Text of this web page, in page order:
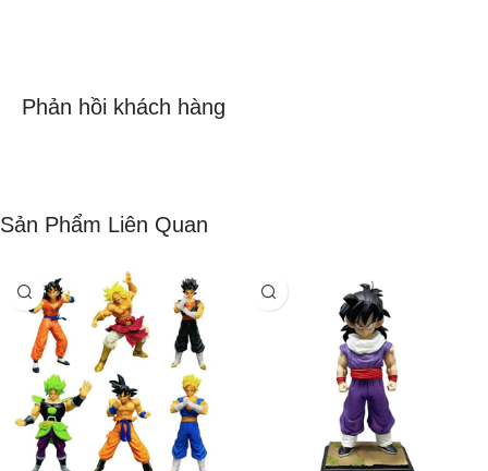
Phản hồi khách hàng
Sản Phẩm Liên Quan